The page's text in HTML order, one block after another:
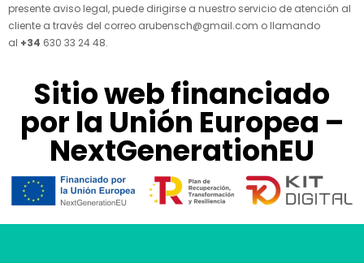
presente aviso legal, puede dirigirse a nuestro servicio de atención al
cliente a través del correo arubensch@gmail.com o llamando
al +34 630 33 24 48.
Sitio web financiado
por la Unión Europea –
NextGenerationEU